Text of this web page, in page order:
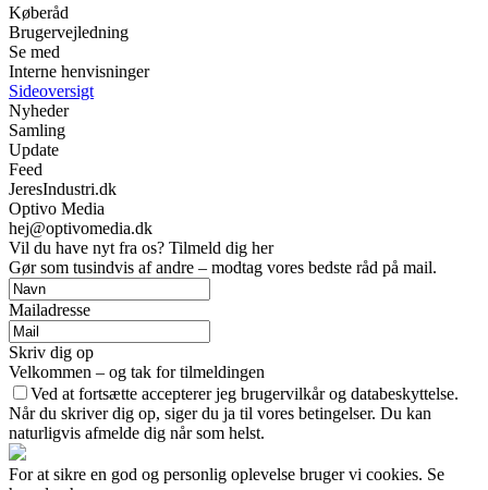
Køberåd
Brugervejledning
Se med
Interne henvisninger
Sideoversigt
Nyheder
Samling
Update
Feed
JeresIndustri.dk
Optivo Media
hej@optivomedia.dk
Vil du have nyt fra os? Tilmeld dig her
Gør som tusindvis af andre – modtag vores bedste råd på mail.
Mailadresse
Skriv dig op
Velkommen – og tak for tilmeldingen
Ved at fortsætte accepterer jeg brugervilkår og databeskyttelse.
Når du skriver dig op, siger du ja til vores betingelser. Du kan
naturligvis afmelde dig når som helst.
For at sikre en god og personlig oplevelse bruger vi cookies. Se